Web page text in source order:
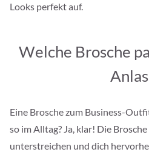
Looks perfekt auf.
Welche Brosche
Eine Brosche zum Business-
so im Alltag? Ja, klar! Die
unterstreichen und dich